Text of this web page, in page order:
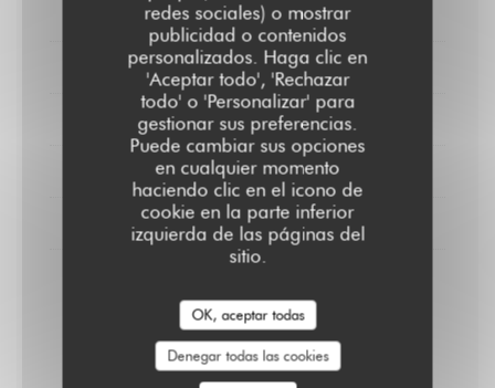
redes sociales) o mostrar
publicidad o contenidos
personalizados. Haga clic en
'Aceptar todo', 'Rechazar
todo' o 'Personalizar' para
gestionar sus preferencias.
Puede cambiar sus opciones
en cualquier momento
haciendo clic en el icono de
cookie en la parte inferior
izquierda de las páginas del
sitio.
OK, aceptar todas
Denegar todas las cookies
VINS ROUGES
VIN ROSÉ
VIN BLANCS
PROSECCO
CHAMPAGNE
Pinot noir / Biodynamie / Nature
29,00 EUR
Bouteille.
58,00 EUR
Bouteille.